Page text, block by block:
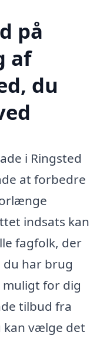
på
af
du
i Ringsted
at forbedre
indsats kan
fagfolk, der
har brug
for dig
tilbud fra
kan vælge det